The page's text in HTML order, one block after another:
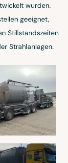
wurden.
geeignet,
Stillstandszeiten
Strahlanlagen.